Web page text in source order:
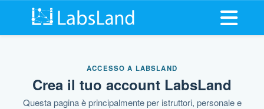
Apri il
ACCESSO A LABSLAND
Crea il tuo account LabsLand
Questa pagina è principalmente per istruttori, personale e